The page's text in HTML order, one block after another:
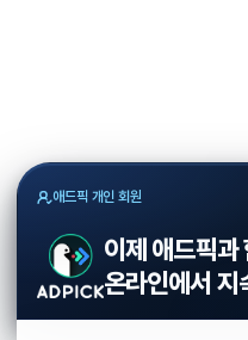
애드픽 개인 회원
이제 애드픽과
온라인에서 지